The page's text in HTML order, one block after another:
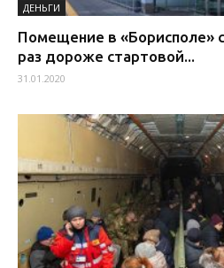
ДЕНЬГИ
Помещение в «Борисполе»
раз дороже стартовой...
31.01.2020